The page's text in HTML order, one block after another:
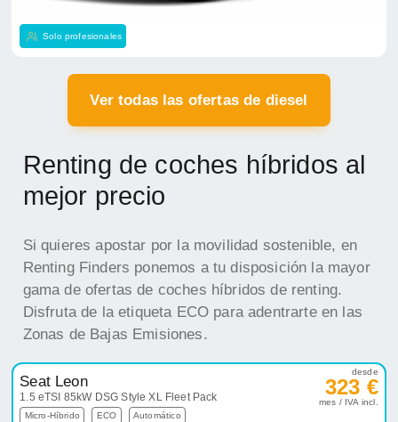
Solo profesionales
Ver todas las ofertas de diesel
Renting de coches híbridos al
mejor precio
Si quieres apostar por la movilidad sostenible, en
Renting Finders ponemos a tu disposición la mayor
gama de ofertas de coches híbridos de renting.
Disfruta de la etiqueta ECO para adentrarte en las
Zonas de Bajas Emisiones.
Seat Leon
1.5 eTSI 85kW DSG Style XL Fleet Pack
Micro-Híbrido ECO Automático
desde
323 €
mes / IVA incl.